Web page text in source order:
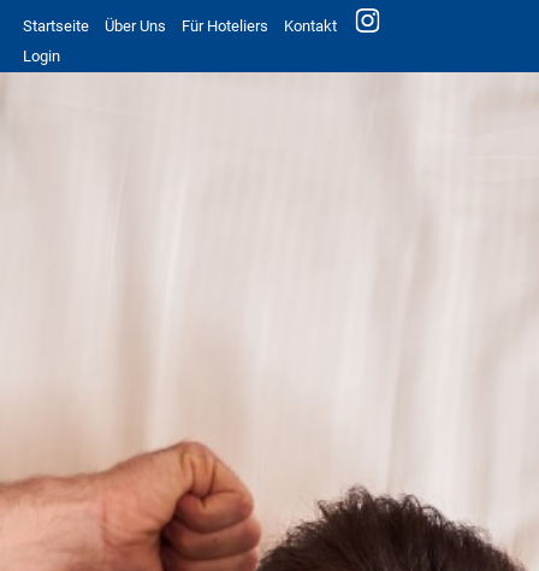
Startseite Über Uns Für Hoteliers
Kontakt
Login